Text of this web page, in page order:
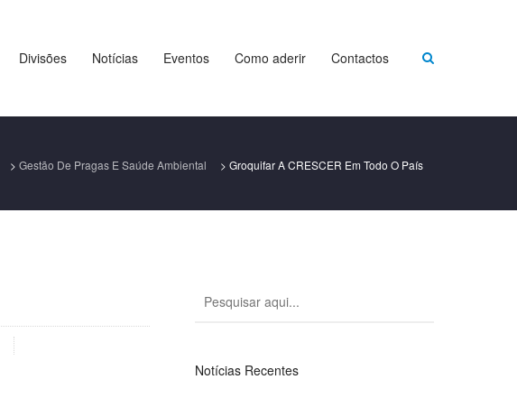
Divisões Notícias Eventos Como aderir Contactos
> Gestão De Pragas E Saúde Ambiental > Groquifar A CRESCER Em Todo O País
Notícias Recentes